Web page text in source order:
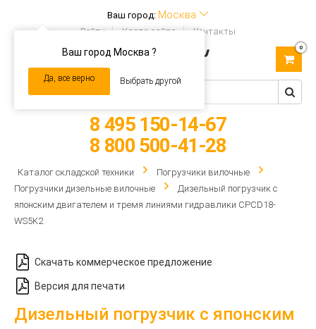
Ваш город: Москва
Ваш город Москва ?
Да, все верно Выбрать другой
Войти Карта сайта Контакты
navigation
0
8 495 150-14-67
8 800 500-41-28
Каталог складской техники
Погрузчики вилочные
Погрузчики дизельные вилочные
Дизельный погрузчик с
японским двигателем и тремя линиями гидравлики CPCD18-
WS5K2
Скачать коммерческое предложение
Версия для печати
Дизельный погрузчик с японским